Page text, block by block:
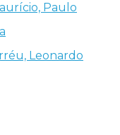
Paulo
Leonardo